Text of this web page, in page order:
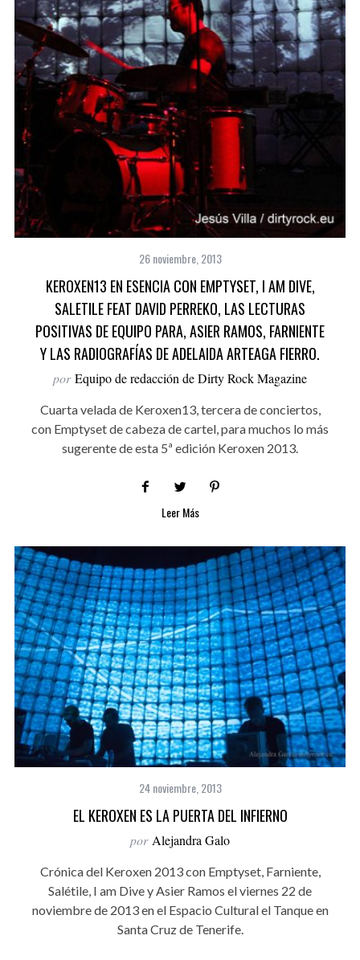
26 noviembre, 2013
KEROXEN13 EN ESENCIA CON EMPTYSET, I AM DIVE,
SALETILE FEAT DAVID PERREKO, LAS LECTURAS
POSITIVAS DE EQUIPO PARA, ASIER RAMOS, FARNIENTE
Y LAS RADIOGRAFÍAS DE ADELAIDA ARTEAGA FIERRO.
por Equipo de redacción de Dirty Rock Magazine
Cuarta velada de Keroxen13, tercera de conciertos,
con Emptyset de cabeza de cartel, para muchos lo más
sugerente de esta 5ª edición Keroxen 2013.
Leer Más
24 noviembre, 2013
EL KEROXEN ES LA PUERTA DEL INFIERNO
por Alejandra Galo
Crónica del Keroxen 2013 con Emptyset, Farniente,
Salétile, I am Dive y Asier Ramos el viernes 22 de
noviembre de 2013 en el Espacio Cultural el Tanque en
Santa Cruz de Tenerife.